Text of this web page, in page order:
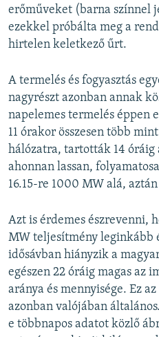
erőműveket (barna színnel
ezekkel próbálta meg a
hirtelen keletkező űrt.
A termelés és fogyasztás
nagyrészt azonban annak
napelemes termelés éppen
11 órakor összesen több
hálózatra, tartották 14
ahonnan lassan,
16.15-re 1000 MW alá,
Azt is érdemes észrevenni,
MW teljesítmény leginkább
idősávban hiányzik a
egészen 22 óráig magas az
aránya és mennyisége. Ez
azonban valójában
e többnapos adatot közlő